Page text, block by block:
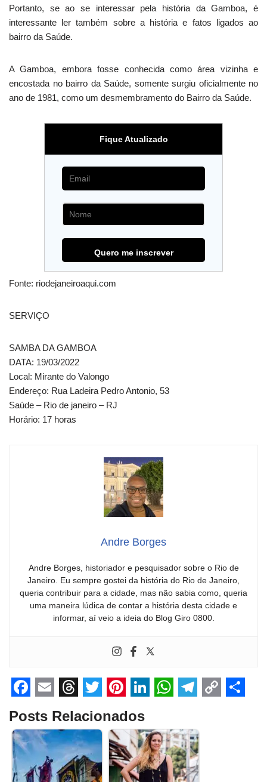
Portanto, se ao se interessar pela história da Gamboa, é
interessante ler também sobre a história e fatos ligados ao
bairro da Saúde.
A Gamboa, embora fosse conhecida como área vizinha e
encostada no bairro da Saúde, somente surgiu oficialmente no
ano de 1981, como um desmembramento do Bairro da Saúde.
Fique Atualizado
Fonte: riodejaneiroaqui.com
SERVIÇO
SAMBA DA GAMBOA
DATA: 19/03/2022
Local: Mirante do Valongo
Endereço: Rua Ladeira Pedro Antonio, 53
Saúde – Rio de janeiro – RJ
Horário: 17 horas
Andre Borges
Andre Borges, historiador e pesquisador sobre o Rio de
Janeiro. Eu sempre gostei da história do Rio de Janeiro,
queria contribuir para a cidade, mas não sabia como, queria
uma maneira lúdica de contar a história desta cidade e
informar, aí veio a ideia do Blog Giro 0800.
F
a
c
e
E
m
a
i
T
h
r
e
T
w
i
t
i
n
t
i
n
k
h
a
t
e
l
e
Posts Relacionados